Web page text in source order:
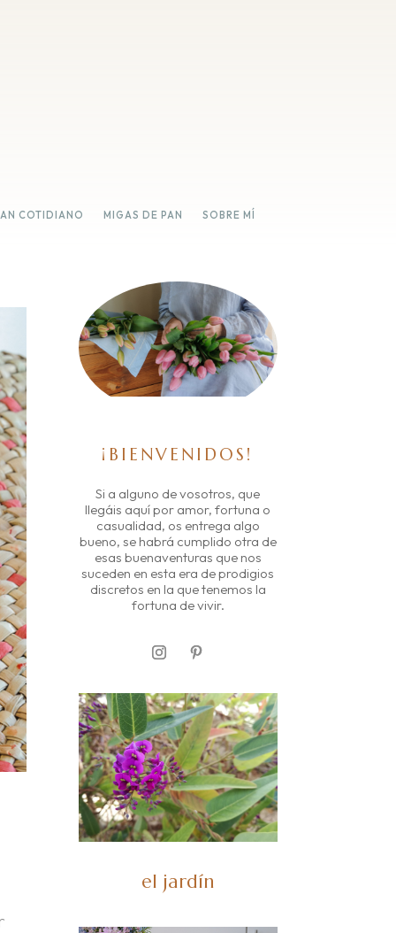
COTIDIANO MIGAS DE PAN SOBRE MÍ
¡BIENVENIDOS!
Si a alguno de vosotros, que
llegáis aquí por amor, fortuna o
casualidad, os entrega algo
bueno, se habrá cumplido otra de
esas buenaventuras que nos
suceden en esta era de prodigios
discretos en la que tenemos la
fortuna de vivir.
el jardín